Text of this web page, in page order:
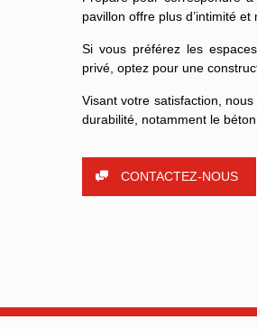
pavillon offre plus d’intimité et
Si vous préférez les
privé, optez pour une
Visant votre satisfaction,
durabilité, notamment le
CONTACTEZ-NOUS